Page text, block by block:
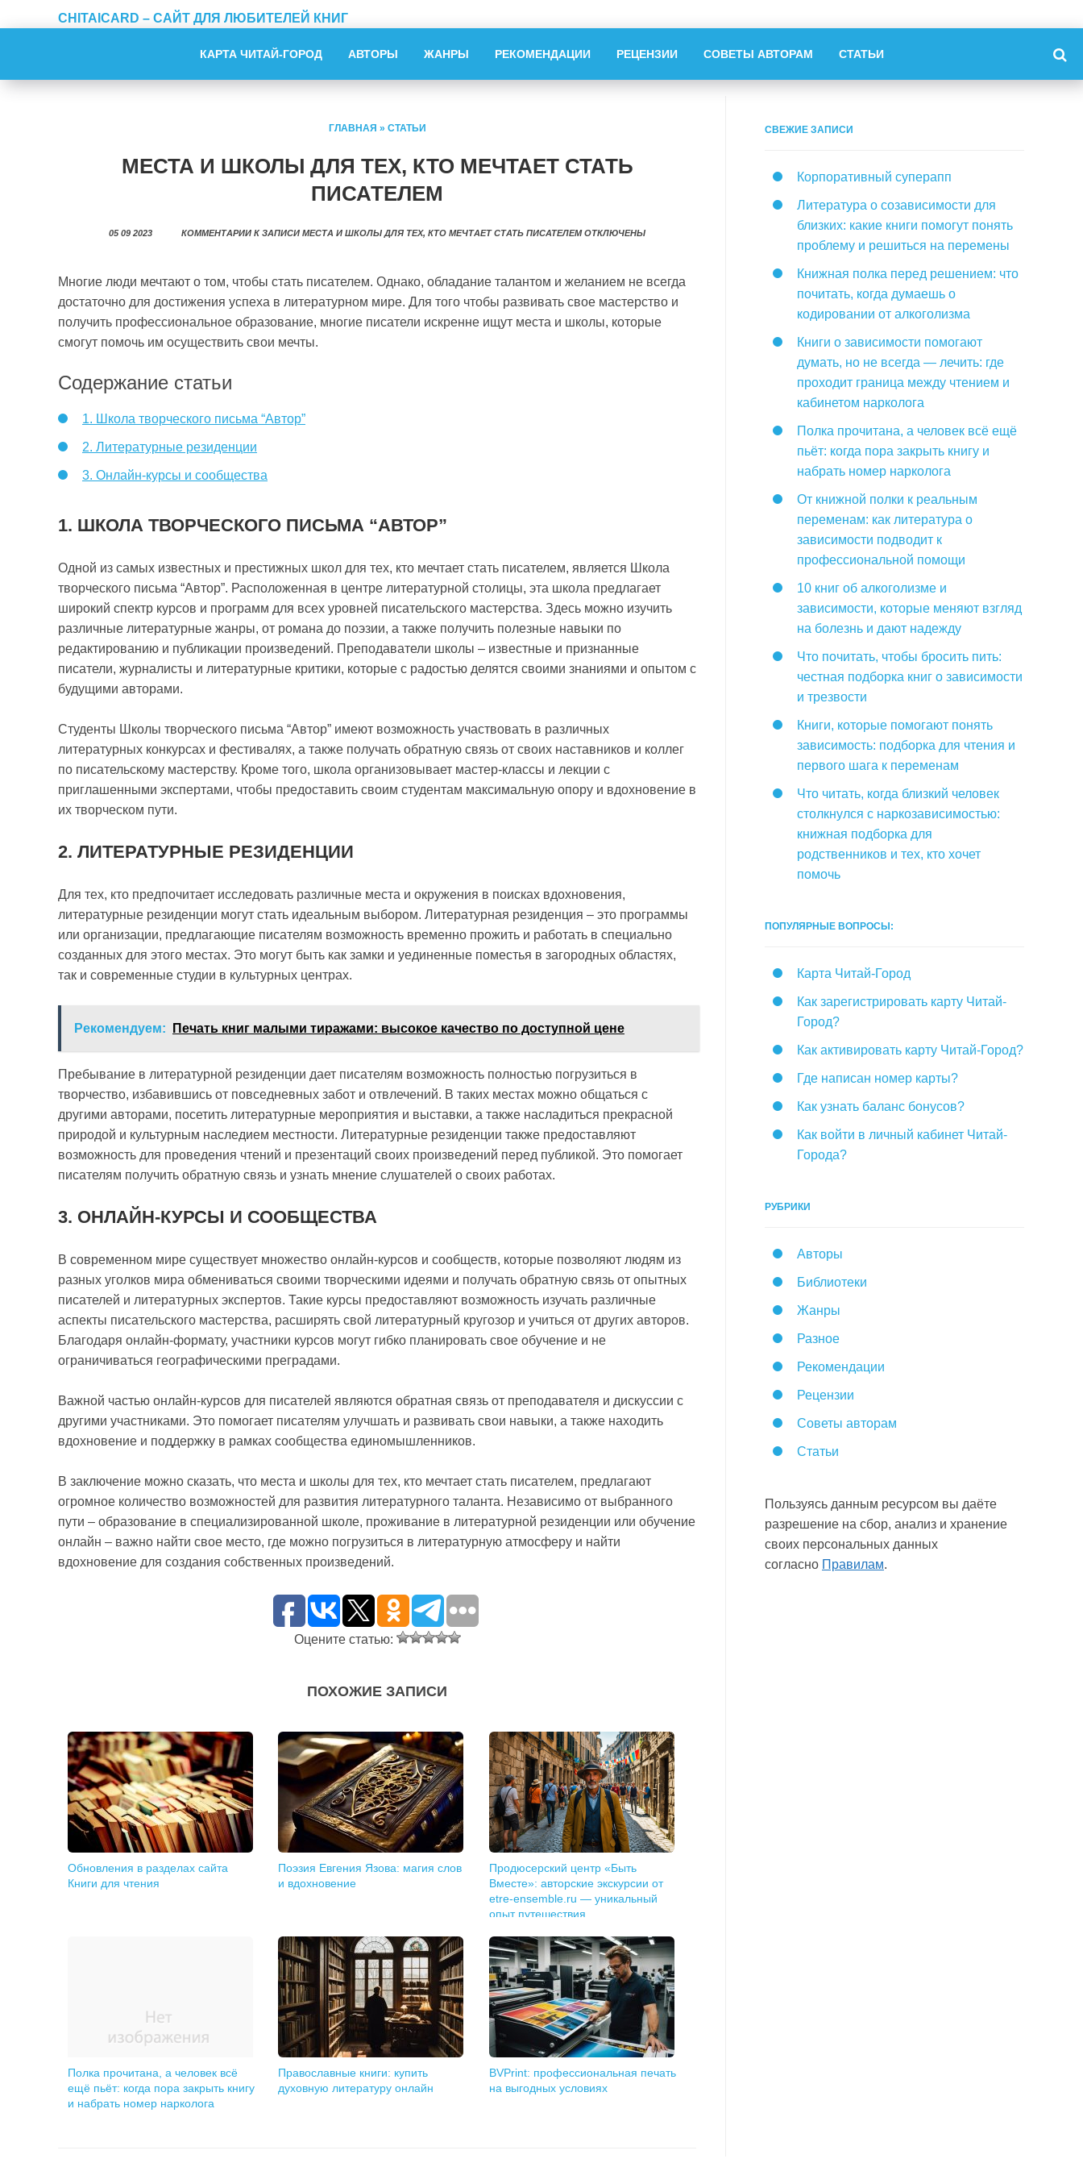
CHITAICARD – САЙТ ДЛЯ ЛЮБИТЕЛЕЙ КНИГ
КАРТА ЧИТАЙ-ГОРОД АВТОРЫ ЖАНРЫ РЕКОМЕНДАЦИИ РЕЦЕНЗИИ СОВЕТЫ АВТОРАМ СТАТЬИ
ГЛАВНАЯ » СТАТЬИ
МЕСТА И ШКОЛЫ ДЛЯ ТЕХ, КТО МЕЧТАЕТ СТАТЬ
ПИСАТЕЛЕМ
05 09 2023 КОММЕНТАРИИ К ЗАПИСИ МЕСТА И ШКОЛЫ ДЛЯ ТЕХ, КТО МЕЧТАЕТ СТАТЬ ПИСАТЕЛЕМОТКЛЮЧЕНЫ
Многие люди мечтают о том, чтобы стать писателем. Однако, обладание талантом и желанием не всегда
достаточно для достижения успеха в литературном мире. Для того чтобы развивать свое мастерство и
получить профессиональное образование, многие писатели искренне ищут места и школы, которые
смогут помочь им осуществить свои мечты.
Содержание статьи
1. Школа творческого письма “Автор”
2. Литературные резиденции
3. Онлайн-курсы и сообщества
1. ШКОЛА ТВОРЧЕСКОГО ПИСЬМА “АВТОР”
Одной из самых известных и престижных школ для тех, кто мечтает стать писателем, является Школа
творческого письма “Автор”. Расположенная в центре литературной столицы, эта школа предлагает
широкий спектр курсов и программ для всех уровней писательского мастерства. Здесь можно изучить
различные литературные жанры, от романа до поэзии, а также получить полезные навыки по
редактированию и публикации произведений. Преподаватели школы – известные и признанные
писатели, журналисты и литературные критики, которые с радостью делятся своими знаниями и опытом с
будущими авторами.
Студенты Школы творческого письма “Автор” имеют возможность участвовать в различных
литературных конкурсах и фестивалях, а также получать обратную связь от своих наставников и коллег
по писательскому мастерству. Кроме того, школа организовывает мастер-классы и лекции с
приглашенными экспертами, чтобы предоставить своим студентам максимальную опору и вдохновение в
их творческом пути.
2. ЛИТЕРАТУРНЫЕ РЕЗИДЕНЦИИ
Для тех, кто предпочитает исследовать различные места и окружения в поисках вдохновения,
литературные резиденции могут стать идеальным выбором. Литературная резиденция – это программы
или организации, предлагающие писателям возможность временно прожить и работать в специально
созданных для этого местах. Это могут быть как замки и уединенные поместья в загородных областях,
так и современные студии в культурных центрах.
Рекомендуем: Печать книг малыми тиражами: высокое качество по доступной цене
Пребывание в литературной резиденции дает писателям возможность полностью погрузиться в
творчество, избавившись от повседневных забот и отвлечений. В таких местах можно общаться с
другими авторами, посетить литературные мероприятия и выставки, а также насладиться прекрасной
природой и культурным наследием местности. Литературные резиденции также предоставляют
возможность для проведения чтений и презентаций своих произведений перед публикой. Это помогает
писателям получить обратную связь и узнать мнение слушателей о своих работах.
3. ОНЛАЙН-КУРСЫ И СООБЩЕСТВА
В современном мире существует множество онлайн-курсов и сообществ, которые позволяют людям из
разных уголков мира обмениваться своими творческими идеями и получать обратную связь от опытных
писателей и литературных экспертов. Такие курсы предоставляют возможность изучать различные
аспекты писательского мастерства, расширять свой литературный кругозор и учиться от других авторов.
Благодаря онлайн-формату, участники курсов могут гибко планировать свое обучение и не
ограничиваться географическими преградами.
Важной частью онлайн-курсов для писателей являются обратная связь от преподавателя и дискуссии с
другими участниками. Это помогает писателям улучшать и развивать свои навыки, а также находить
вдохновение и поддержку в рамках сообщества единомышленников.
В заключение можно сказать, что места и школы для тех, кто мечтает стать писателем, предлагают
огромное количество возможностей для развития литературного таланта. Независимо от выбранного
пути – образование в специализированной школе, проживание в литературной резиденции или обучение
онлайн – важно найти свое место, где можно погрузиться в литературную атмосферу и найти
вдохновение для создания собственных произведений.
Оцените статью:
ПОХОЖИЕ ЗАПИСИ
Обновления в разделах сайта
Книги для чтения
Поэзия Евгения Язова: магия слов
и вдохновение
Продюсерский центр «Быть
Вместе»: авторские экскурсии от
etre-ensemble.ru — уникальный
опыт путешествия
Полка прочитана, а человек всё
ещё пьёт: когда пора закрыть книгу
и набрать номер нарколога
Православные книги: купить
духовную литературу онлайн
BVPrint: профессиональная печать
на выгодных условиях
СВЕЖИЕ ЗАПИСИ
Корпоративный суперапп
Литература о созависимости для
близких: какие книги помогут понять
проблему и решиться на перемены
Книжная полка перед решением: что
почитать, когда думаешь о
кодировании от алкоголизма
Книги о зависимости помогают
думать, но не всегда — лечить: где
проходит граница между чтением и
кабинетом нарколога
Полка прочитана, а человек всё ещё
пьёт: когда пора закрыть книгу и
набрать номер нарколога
От книжной полки к реальным
переменам: как литература о
зависимости подводит к
профессиональной помощи
10 книг об алкоголизме и
зависимости, которые меняют взгляд
на болезнь и дают надежду
Что почитать, чтобы бросить пить:
честная подборка книг о зависимости
и трезвости
Книги, которые помогают понять
зависимость: подборка для чтения и
первого шага к переменам
Что читать, когда близкий человек
столкнулся с наркозависимостью:
книжная подборка для
родственников и тех, кто хочет
помочь
ПОПУЛЯРНЫЕ ВОПРОСЫ:
Карта Читай-Город
Как зарегистрировать карту Читай-
Город?
Как активировать карту Читай-Город?
Где написан номер карты?
Как узнать баланс бонусов?
Как войти в личный кабинет Читай-
Города?
РУБРИКИ
Авторы
Библиотеки
Жанры
Разное
Рекомендации
Рецензии
Советы авторам
Статьи
Пользуясь данным ресурсом вы даёте
разрешение на сбор, анализ и хранение
своих персональных данных
согласно Правилам.